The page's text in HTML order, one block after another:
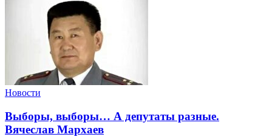
Новости
Выборы, выборы… А депутаты разные.
Вячеслав Мархаев